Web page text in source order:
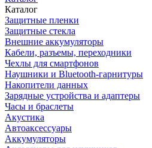
Каталог
Защитные пленки
Защитные стекла
Внешние аккумуляторы
Кабели, разъемы, переходники
Чехлы для смартфонов
Наушники и Bluetooth-гарнитуры
Накопители данных
Зарядные устройства и адаптеры
Часы и браслеты
Акустика
Автоаксессуары
Аккумуляторы